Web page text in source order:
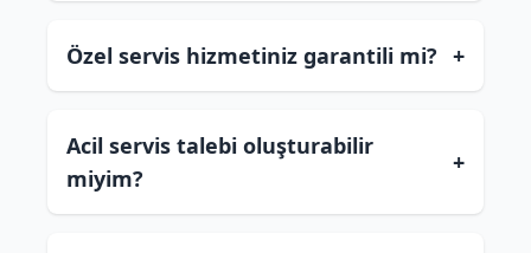
Özel servis hizmetiniz garantili mi? +
Acil servis talebi oluşturabilir
miyim?
+